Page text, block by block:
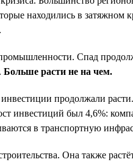
находились в
Спад
Больше расти не на чем.
продолжали
инвестиций был 4,6%:
в транспортную
Она также